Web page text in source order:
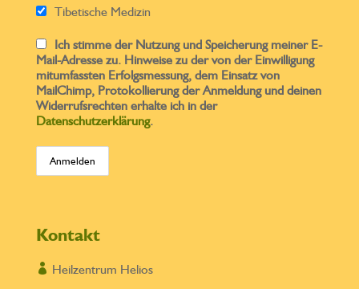
Tibetische Medizin
Ich stimme der Nutzung und Speicherung meiner E-
Mail-Adresse zu. Hinweise zu der von der Einwilligung
mitumfassten Erfolgsmessung, dem Einsatz von
MailChimp, Protokollierung der Anmeldung und deinen
Widerrufsrechten erhalte ich in der
Datenschutzerklärung.
Kontakt
 Heilzentrum Helios